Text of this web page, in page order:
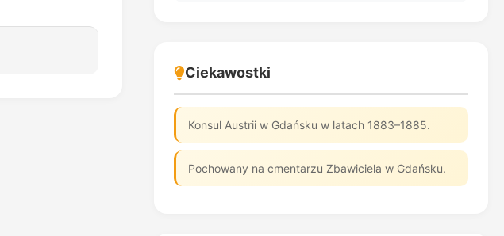
Ciekawostki
Konsul Austrii w Gdańsku w latach 1883–1885.
Pochowany na cmentarzu Zbawiciela w Gdańsku.